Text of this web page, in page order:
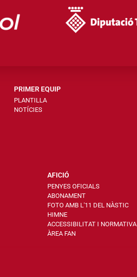
PRIMER EQUIP
PLANTILLA
NOTÍCIES
AFICIÓ
PENYES OFICIALS
ABONAMENT
FOTO AMB L'11 DEL NÀSTIC
HIMNE
ACCESSIBILITAT I NORMATIVA
ÀREA FAN